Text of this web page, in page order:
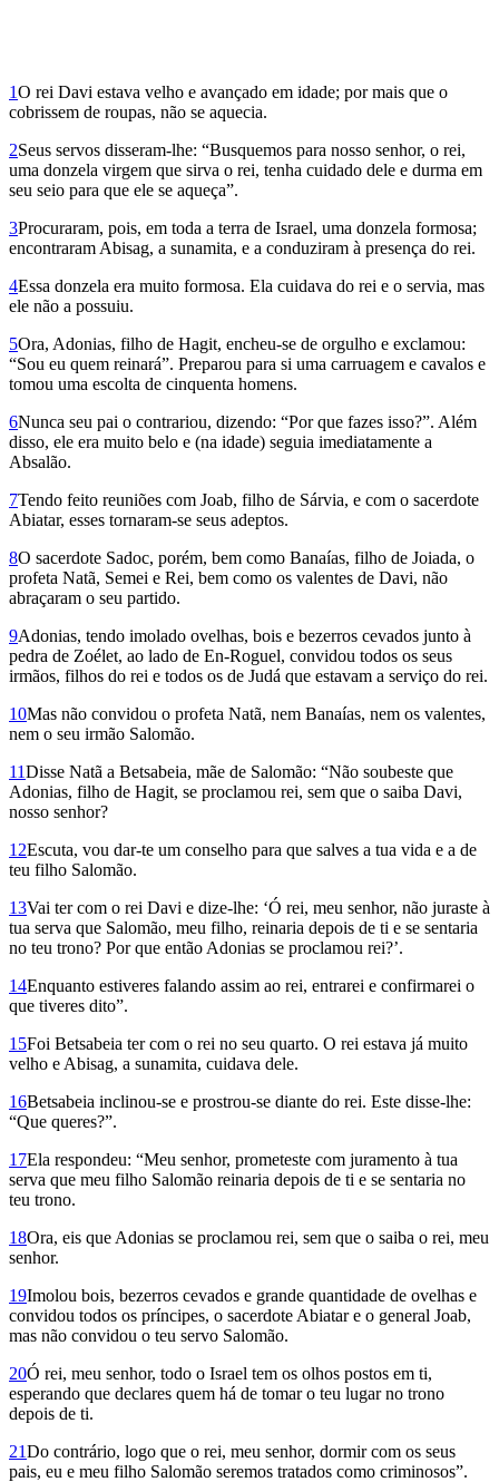
1O rei Davi estava velho e avançado em idade; por mais que o
cobrissem de roupas, não se aquecia.
2Seus servos disseram-lhe: “Busquemos para nosso senhor, o rei,
uma donzela virgem que sirva o rei, tenha cuidado dele e durma em
seu seio para que ele se aqueça”.
3Procuraram, pois, em toda a terra de Israel, uma donzela formosa;
encontraram Abisag, a sunamita, e a conduziram à presença do rei.
4Essa donzela era muito formosa. Ela cuidava do rei e o servia, mas
ele não a possuiu.
5Ora, Adonias, filho de Hagit, encheu-se de orgulho e exclamou:
“Sou eu quem reinará”. Preparou para si uma carruagem e cavalos e
tomou uma escolta de cinquenta homens.
6Nunca seu pai o contrariou, dizendo: “Por que fazes isso?”. Além
disso, ele era muito belo e (na idade) seguia imediatamente a
Absalão.
7Tendo feito reuniões com Joab, filho de Sárvia, e com o sacerdote
Abiatar, esses tornaram-se seus adeptos.
8O sacerdote Sadoc, porém, bem como Banaías, filho de Joiada, o
profeta Natã, Semei e Rei, bem como os valentes de Davi, não
abraçaram o seu partido.
9Adonias, tendo imolado ovelhas, bois e bezerros cevados junto à
pedra de Zoélet, ao lado de En-Roguel, convidou todos os seus
irmãos, filhos do rei e todos os de Judá que estavam a serviço do rei.
10Mas não convidou o profeta Natã, nem Banaías, nem os valentes,
nem o seu irmão Salomão.
11Disse Natã a Betsabeia, mãe de Salomão: “Não soubeste que
Adonias, filho de Hagit, se proclamou rei, sem que o saiba Davi,
nosso senhor?
12Escuta, vou dar-te um conselho para que salves a tua vida e a de
teu filho Salomão.
13Vai ter com o rei Davi e dize-lhe: ‘Ó rei, meu senhor, não juraste à
tua serva que Salomão, meu filho, reinaria depois de ti e se sentaria
no teu trono? Por que então Adonias se proclamou rei?’.
14Enquanto estiveres falando assim ao rei, entrarei e confirmarei o
que tiveres dito”.
15Foi Betsabeia ter com o rei no seu quarto. O rei estava já muito
velho e Abisag, a sunamita, cuidava dele.
16Betsabeia inclinou-se e prostrou-se diante do rei. Este disse-lhe:
“Que queres?”.
17Ela respondeu: “Meu senhor, prometeste com juramento à tua
serva que meu filho Salomão reinaria depois de ti e se sentaria no
teu trono.
18Ora, eis que Adonias se proclamou rei, sem que o saiba o rei, meu
senhor.
19Imolou bois, bezerros cevados e grande quantidade de ovelhas e
convidou todos os príncipes, o sacerdote Abiatar e o general Joab,
mas não convidou o teu servo Salomão.
20Ó rei, meu senhor, todo o Israel tem os olhos postos em ti,
esperando que declares quem há de tomar o teu lugar no trono
depois de ti.
21Do contrário, logo que o rei, meu senhor, dormir com os seus
pais, eu e meu filho Salomão seremos tratados como criminosos”.